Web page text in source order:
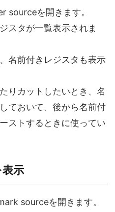
sourceを開きます。
スタが一覧表示されま
名前付きレジスタも表示
りカットしたいとき、名
ておいて、後から名前付
ストするときに使ってい
示
sourceを開きます。